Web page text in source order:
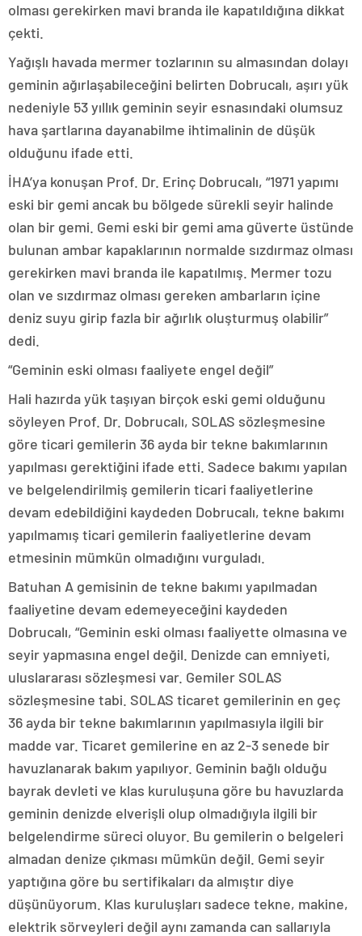
olması gerekirken mavi branda ile kapatıldığına dikkat
çekti.
Yağışlı havada mermer tozlarının su almasından dolayı
geminin ağırlaşabileceğini belirten Dobrucalı, aşırı yük
nedeniyle 53 yıllık geminin seyir esnasındaki olumsuz
hava şartlarına dayanabilme ihtimalinin de düşük
olduğunu ifade etti.
İHA’ya konuşan Prof. Dr. Erinç Dobrucalı, “1971 yapımı
eski bir gemi ancak bu bölgede sürekli seyir halinde
olan bir gemi. Gemi eski bir gemi ama güverte üstünde
bulunan ambar kapaklarının normalde sızdırmaz olması
gerekirken mavi branda ile kapatılmış. Mermer tozu
olan ve sızdırmaz olması gereken ambarların içine
deniz suyu girip fazla bir ağırlık oluşturmuş olabilir”
dedi.
“Geminin eski olması faaliyete engel değil”
Hali hazırda yük taşıyan birçok eski gemi olduğunu
söyleyen Prof. Dr. Dobrucalı, SOLAS sözleşmesine
göre ticari gemilerin 36 ayda bir tekne bakımlarının
yapılması gerektiğini ifade etti. Sadece bakımı yapılan
ve belgelendirilmiş gemilerin ticari faaliyetlerine
devam edebildiğini kaydeden Dobrucalı, tekne bakımı
yapılmamış ticari gemilerin faaliyetlerine devam
etmesinin mümkün olmadığını vurguladı.
Batuhan A gemisinin de tekne bakımı yapılmadan
faaliyetine devam edemeyeceğini kaydeden
Dobrucalı, “Geminin eski olması faaliyette olmasına ve
seyir yapmasına engel değil. Denizde can emniyeti,
uluslararası sözleşmesi var. Gemiler SOLAS
sözleşmesine tabi. SOLAS ticaret gemilerinin en geç
36 ayda bir tekne bakımlarının yapılmasıyla ilgili bir
madde var. Ticaret gemilerine en az 2-3 senede bir
havuzlanarak bakım yapılıyor. Geminin bağlı olduğu
bayrak devleti ve klas kuruluşuna göre bu havuzlarda
geminin denizde elverişli olup olmadığıyla ilgili bir
belgelendirme süreci oluyor. Bu gemilerin o belgeleri
almadan denize çıkması mümkün değil. Gemi seyir
yaptığına göre bu sertifikaları da almıştır diye
düşünüyorum. Klas kuruluşları sadece tekne, makine,
elektrik sörveyleri değil aynı zamanda can sallarıyla